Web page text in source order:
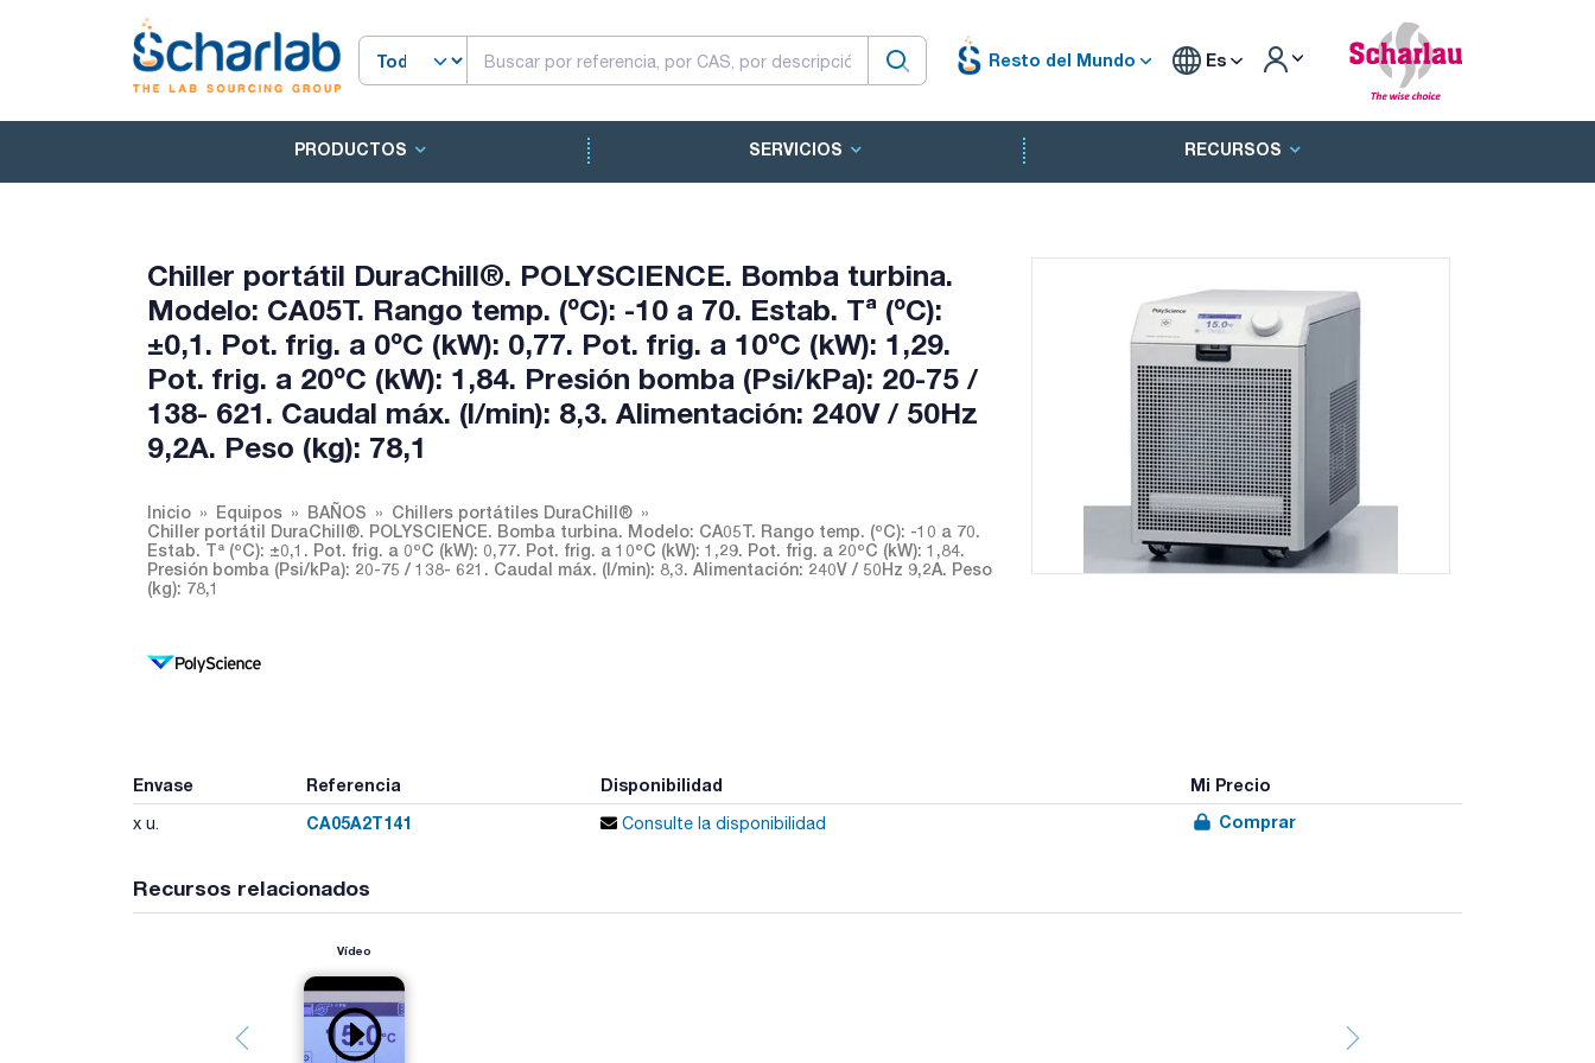
Resto del Mundo Es
PRODUCTOS SERVICIOS RECURSOS
Chiller portátil DuraChill®. POLYSCIENCE. Bomba turbina.
Modelo: CA05T. Rango temp. (ºC): -10 a 70. Estab. Tª (ºC):
±0,1. Pot. frig. a 0ºC (kW): 0,77. Pot. frig. a 10ºC (kW): 1,29.
Pot. frig. a 20ºC (kW): 1,84. Presión bomba (Psi/kPa): 20-75 /
138- 621. Caudal máx. (l/min): 8,3. Alimentación: 240V / 50Hz
9,2A. Peso (kg): 78,1
Inicio Equipos BAÑOS
Chillers portátiles DuraChill®
Chiller portátil DuraChill®. POLYSCIENCE. Bomba turbina. Modelo: CA05T. Rango temp. (ºC): -10 a 70.
Estab. Tª (ºC): ±0,1. Pot. frig. a 0ºC (kW): 0,77. Pot. frig. a 10ºC (kW): 1,29. Pot. frig. a 20ºC (kW): 1,84.
Presión bomba (Psi/kPa): 20-75 / 138- 621. Caudal máx. (l/min): 8,3. Alimentación: 240V / 50Hz 9,2A. Peso
(kg): 78,1
Envase Referencia Disponibilidad Mi Precio
x u. CA05A2T141 Consulte la disponibilidad Comprar
Recursos relacionados
Vídeo